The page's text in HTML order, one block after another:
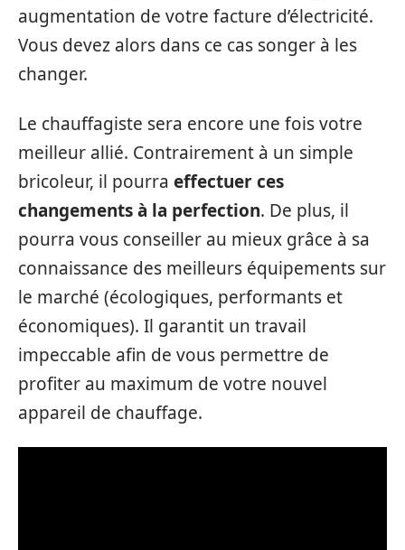
augmentation de votre facture d’électricité.
Vous devez alors dans ce cas songer à les
changer.
Le chauffagiste sera encore une fois votre
meilleur allié. Contrairement à un simple
bricoleur, il pourra effectuer ces
changements à la perfection. De plus, il
pourra vous conseiller au mieux grâce à sa
connaissance des meilleurs équipements sur
le marché (écologiques, performants et
économiques). Il garantit un travail
impeccable afin de vous permettre de
profiter au maximum de votre nouvel
appareil de chauffage.